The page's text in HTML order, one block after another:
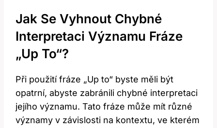
Jak Se Vyhnout Chybné
Interpretaci Významu Fráze
„Up To“?
Při použití fráze „Up to“ byste měli být
opatrní, abyste zabránili chybné interpretaci
jejího významu. Tato fráze může mít různé
významy v závislosti na kontextu, ve kterém